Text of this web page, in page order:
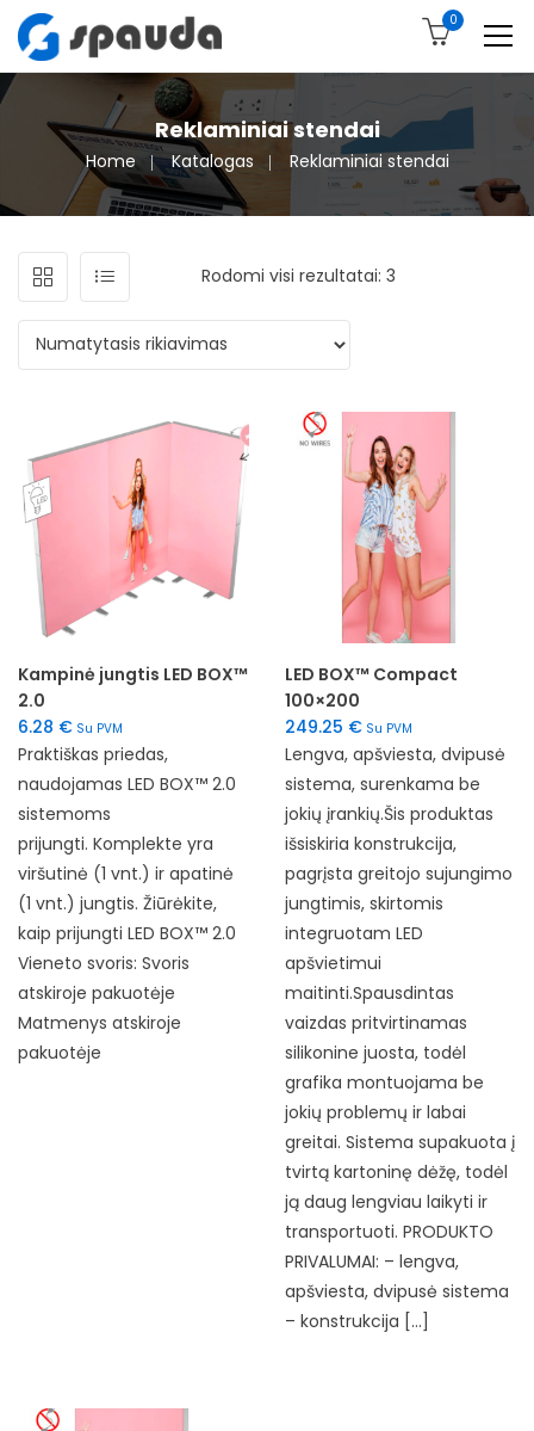
0
Reklaminiai stendai
Home Katalogas Reklaminiai stendai
Rodomi visi rezultatai: 3
Kampinė jungtis LED BOX™
2.0
6.28 € Su PVM
Praktiškas priedas,
naudojamas LED BOX™ 2.0
sistemoms
prijungti. Komplekte yra
viršutinė (1 vnt.) ir apatinė
(1 vnt.) jungtis. Žiūrėkite,
kaip prijungti LED BOX™ 2.0
Vieneto svoris: Svoris
atskiroje pakuotėje
Matmenys atskiroje
pakuotėje
LED BOX™ Compact
100×200
249.25 € Su PVM
Lengva, apšviesta, dvipusė
sistema, surenkama be
jokių įrankių.Šis produktas
išsiskiria konstrukcija,
pagrįsta greitojo sujungimo
jungtimis, skirtomis
integruotam LED
apšvietimui
maitinti.Spausdintas
vaizdas pritvirtinamas
silikonine juosta, todėl
grafika montuojama be
jokių problemų ir labai
greitai. Sistema supakuota į
tvirtą kartoninę dėžę, todėl
ją daug lengviau laikyti ir
transportuoti. PRODUKTO
PRIVALUMAI: – lengva,
apšviesta, dvipusė sistema
– konstrukcija […]